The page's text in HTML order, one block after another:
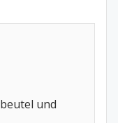
und